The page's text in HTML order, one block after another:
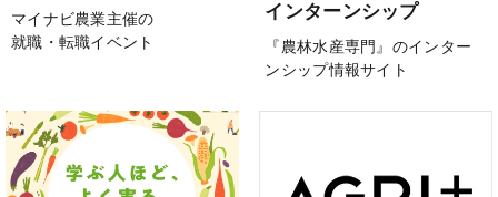
マイナビ農業主催の
就職・転職イベント
インターンシップ
『農林水産専門』のインター
ンシップ情報サイト